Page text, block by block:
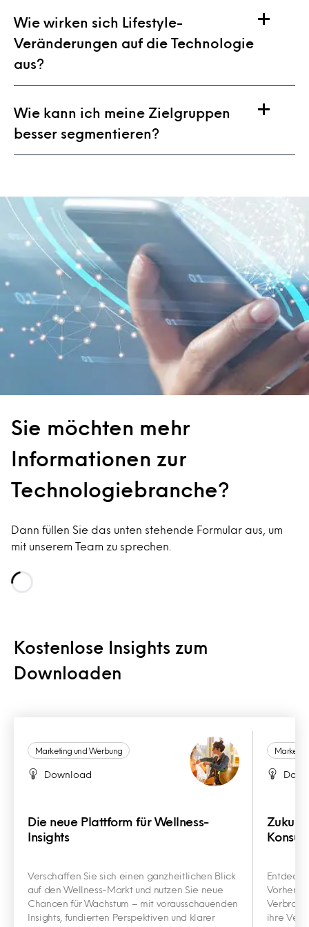
Wie wirken sich Lifestyle-
Veränderungen auf die Technologie
aus?
Wie kann ich meine Zielgruppen
besser segmentieren?
Sie möchten mehr
Informationen zur
Technologiebranche?
Dann füllen Sie das unten stehende Formular aus, um
mit unserem Team zu sprechen.
Kostenlose Insights zum
Downloaden
Marketing und Werbung
Download
Die neue Plattform für Wellness-
Insights
Verschaffen Sie sich einen ganzheitlichen Blick
auf den Wellness-Markt und nutzen Sie neue
Chancen für Wachstum – mit vorausschauenden
Insights, fundierten Perspektiven und klarer
ihre